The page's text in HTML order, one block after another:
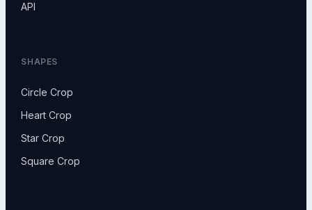
API
SHAPES
Circle Crop
Heart Crop
Star Crop
Square Crop